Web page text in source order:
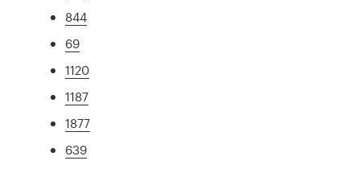
844
69
1120
1187
1877
639